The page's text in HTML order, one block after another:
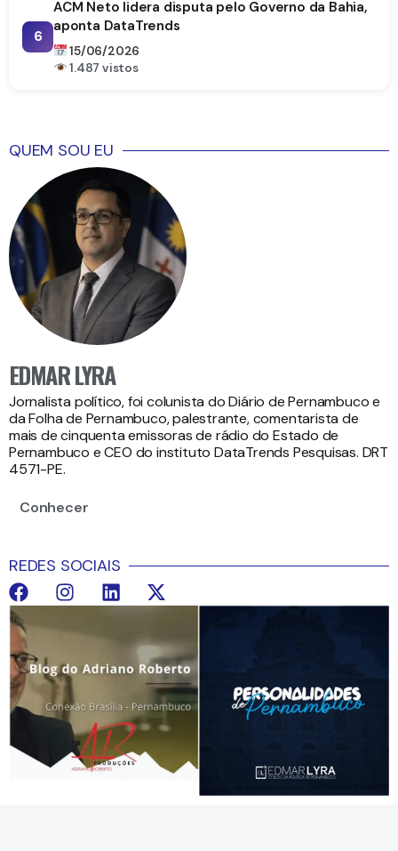
6
ACM Neto lidera disputa pelo Governo da Bahia,
aponta DataTrends
15/06/2026
1.487 vistos
QUEM SOU EU
EDMAR LYRA
Jornalista político, foi colunista do Diário de Pernambuco e
da Folha de Pernambuco, palestrante, comentarista de
mais de cinquenta emissoras de rádio do Estado de
Pernambuco e CEO do instituto DataTrends Pesquisas. DRT
4571-PE.
Conhecer
REDES SOCIAIS